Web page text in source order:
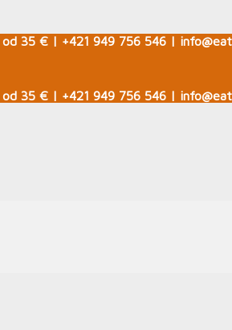
od 35 € | +421 949 756 546 |
od 35 € | +421 949 756 546 |